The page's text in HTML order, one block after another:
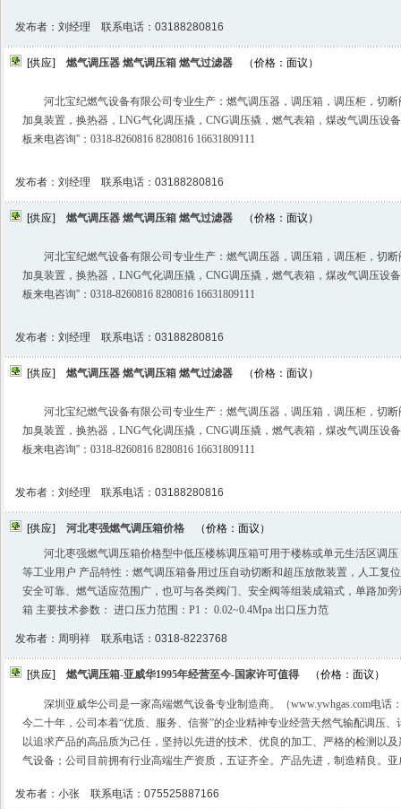
发布者：刘经理 联系电话：03188280816
[供应] 燃气调压器 燃气调压箱 燃气过滤器 （价格：面议）
河北宝纪燃气设备有限公司专业生产：燃气调压器，调压箱，调压柜，切
加臭装置，换热器，LNG气化调压撬，CNG调压撬，燃气表箱，煤改气调压设
板来电咨询️''：0318-8260816 8280816 16631809111
发布者：刘经理 联系电话：03188280816
[供应] 燃气调压器 燃气调压箱 燃气过滤器 （价格：面议）
河北宝纪燃气设备有限公司专业生产：燃气调压器，调压箱，调压柜，切
加臭装置，换热器，LNG气化调压撬，CNG调压撬，燃气表箱，煤改气调压设
板来电咨询️''：0318-8260816 8280816 16631809111
发布者：刘经理 联系电话：03188280816
[供应] 燃气调压器 燃气调压箱 燃气过滤器 （价格：面议）
河北宝纪燃气设备有限公司专业生产：燃气调压器，调压箱，调压柜，切
加臭装置，换热器，LNG气化调压撬，CNG调压撬，燃气表箱，煤改气调压设
板来电咨询️''：0318-8260816 8280816 16631809111
发布者：刘经理 联系电话：03188280816
[供应] 河北枣强燃气调压箱价格 （价格：面议）
河北枣强燃气调压箱价格型中低压楼栋调压箱可用于楼栋或单元生活区调
等工业用户 产品特性：燃气调压箱备用过压自动切断和超压放散装置，人工复
安全可靠、燃气适应范围广，也可与各类阀门、安全阀等组装成箱式，单路加
箱 主要技术参数： 进口压力范围：P1： 0.02~0.4Mpa 出口压力范
发布者：周明祥 联系电话：0318-8223768
[供应] 燃气调压箱-亚威华1995年经营至今-国家许可值得 （价格：面议）
深圳亚威华公司是一家高端燃气设备专业制造商。（www.ywhgas.com电话
今二十年，公司本着“优质、服务、信誉”的企业精神专业经营天然气输配调压
以追求产品的高品质为己任，坚持以先进的技术、优良的加工、严格的检测以
气设备；公司目前拥有行业高端生产资质，五证齐全。产品先进，制造精良。亚
发布者：小张 联系电话：075525887166